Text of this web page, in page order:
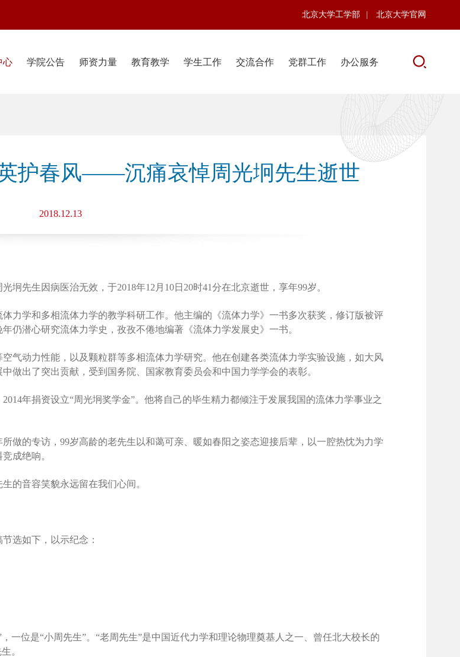
北京大学工学部 北京大学官网
心 学院公告 师资力量 教育教学 学生工作 交流合作 党群工作 办公服务
护春风——沉痛哀悼周光坰先生逝世
2018.12.13
先生因病医治无效，于2018年12月10日20时41分在北京逝世，享年99岁。
力学和多相流体力学的教学科研工作。他主编的《流体力学》一书多次获奖，修订版被评
仍潜心研究流体力学史，孜孜不倦地编著《流体力学发展史》一书。
气动力性能，以及颗粒群等多相流体力学研究。他在创建各类流体力学实验设施，如大风
做出了突出贡献，受到国务院、国家教育委员会和中国力学学会的表彰。
年捐资设立“周光坰奖学金”。他将自己的毕生精力都倾注于发展我国的流体力学事业之
做的专访，99岁高龄的老先生以和蔼可亲、暖如春阳之姿态迎接后辈，以一腔热忱为力学
成绝响。
的音容笑貌永远留在我们心间。
选如下，以示纪念：
一位是“小周先生”。“老周先生”是中国近代力学和理论物理奠基人之一、曾任北大校长的
。